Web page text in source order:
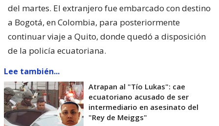
del martes. El extranjero fue embarcado con destino
a Bogotá, en Colombia, para posteriormente
continuar viaje a Quito, donde quedó a disposición
de la policía ecuatoriana.
Lee también...
Atrapan al "Tío Lukas": cae
ecuatoriano acusado de ser
intermediario en asesinato del
"Rey de Meiggs"